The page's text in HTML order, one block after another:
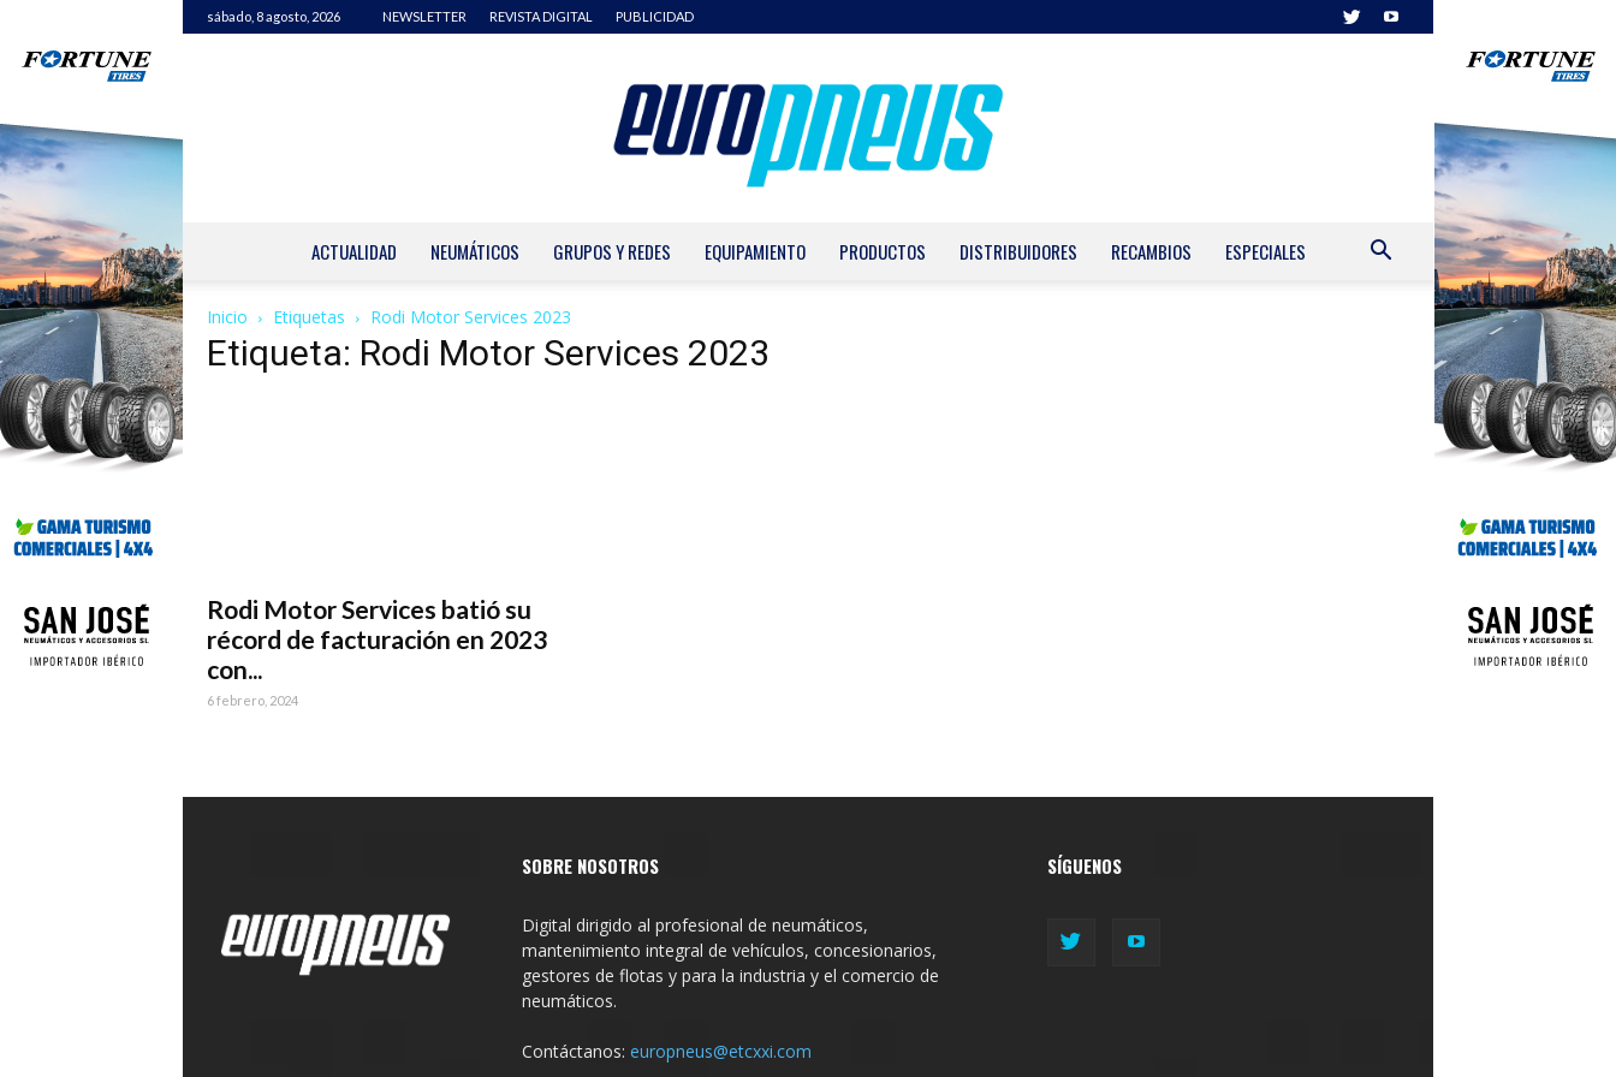
sábado, 8 agosto, 2026 NEWSLETTER REVISTA DIGITAL PUBLICIDAD
ACTUALIDAD NEUMÁTICOS GRUPOS Y REDES EQUIPAMIENTO PRODUCTOS DISTRIBUIDORES RECAMBIOS ESPECIALES
Inicio Etiquetas Rodi Motor Services 2023
Etiqueta: Rodi Motor Services 2023
Rodi Motor Services batió su
récord de facturación en 2023
con...
6 febrero, 2024
SOBRE NOSOTROS
Digital dirigido al profesional de neumáticos,
mantenimiento integral de vehículos, concesionarios,
gestores de flotas y para la industria y el comercio de
neumáticos.
Contáctanos: europneus@etcxxi.com
SÍGUENOS